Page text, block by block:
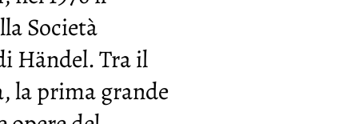
Società
Händel. Tra il
la prima grande